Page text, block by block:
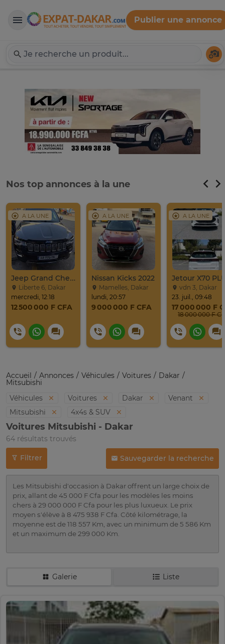
Expat-Dakar
Publier une annonce
Nos top annonces à la une
A LA UNE
Jeep Grand Cherokee Overland 2019 À Vendre
Liberte 6, Dakar
mercredi, 12:18
12 500 000 F CFA
A LA UNE
Nissan Kicks 2022
Mamelles, Dakar
lundi, 20:57
9 000 000 F CFA
A LA UNE
vdn 3, Dakar
23. juil., 09:48
17 000 000 F
18 000 000 F
Accueil Annonces Véhicules Voitures Dakar
Mitsubishi
Véhicules
Voitures Dakar
Venant
Mitsubishi
4x4s & SUV
Voitures Mitsubishi - Dakar
64 résultats trouvés
Filtrer Sauvegarder la recherche
Les Mitsubishi d'occasion à Dakar offrent un large choix de
prix, allant de 45 000 F Cfa pour les modèles les moins
chers à 29 000 000 F Cfa pour les plus luxueux. Le prix
moyen s'élève à 8 475 938 F Cfa. Côté kilométrage, la
moyenne est de 118 557 Km, avec un minimum de 5 586 Km
et un maximum de 299 000 Km.
Galerie Liste